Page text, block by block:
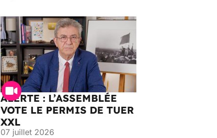
ALERTE : L’ASSEMBLÉE
VOTE LE PERMIS DE TUER
XXL
07 juillet 2026